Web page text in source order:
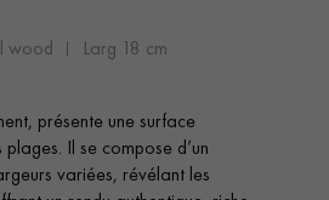
PARQUET EN CHÊNE
wood
larg 18 cm
présente une surface
Il se compose d’un
variées, révélant les